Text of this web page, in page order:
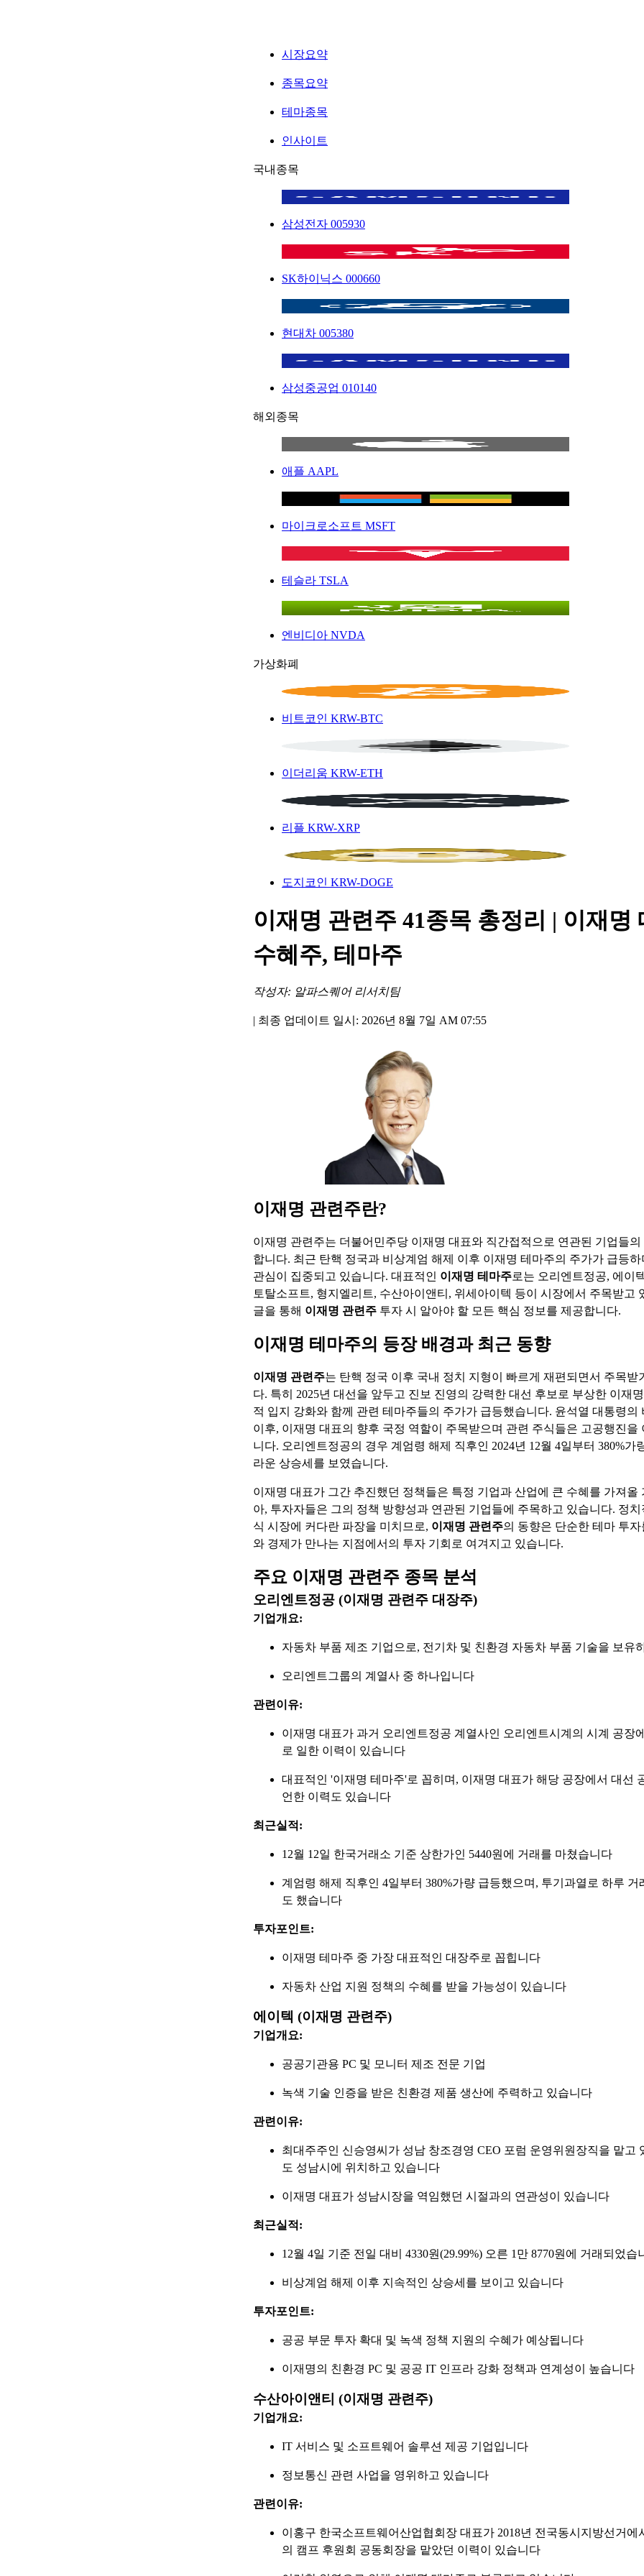
시장요약
종목요약
테마종목
인사이트
국내종목
삼성전자 005930
SK하이닉스 000660
현대차 005380
삼성중공업 010140
해외종목
애플 AAPL
마이크로소프트 MSFT
테슬라 TSLA
엔비디아 NVDA
가상화폐
비트코인 KRW-BTC
이더리움 KRW-ETH
리플 KRW-XRP
도지코인 KRW-DOGE
이재명 관련주 41종목 총정리 | 이재명
수혜주, 테마주
작성자: 알파스퀘어 리서치팀
| 최종 업데이트 일시: 2026년 8월 7일 AM 07:55
이재명 관련주란?
이재명 관련주는 더불어민주당 이재명 대표와 직간접적으로 연관된 기업들
합니다. 최근 탄핵 정국과 비상계엄 해제 이후 이재명 테마주의 주가가 급등
관심이 집중되고 있습니다. 대표적인 이재명 테마주로는 오리엔트정공, 에이
토탈소프트, 형지엘리트, 수산아이앤티, 위세아이텍 등이 시장에서 주목받고
글을 통해 이재명 관련주 투자 시 알아야 할 모든 핵심 정보를 제공합니다.
이재명 테마주의 등장 배경과 최근 동향
이재명 관련주는 탄핵 정국 이후 국내 정치 지형이 빠르게 재편되면서 주목받
다. 특히 2025년 대선을 앞두고 진보 진영의 강력한 대선 후보로 부상한 이재
적 입지 강화와 함께 관련 테마주들의 주가가 급등했습니다. 윤석열 대통령의
이후, 이재명 대표의 향후 국정 역할이 주목받으며 관련 주식들은 고공행진을
니다. 오리엔트정공의 경우 계엄령 해제 직후인 2024년 12월 4일부터 380%가
라운 상승세를 보였습니다.
이재명 대표가 그간 추진했던 정책들은 특정 기업과 산업에 큰 수혜를 가져올
아, 투자자들은 그의 정책 방향성과 연관된 기업들에 주목하고 있습니다. 정
식 시장에 커다란 파장을 미치므로, 이재명 관련주의 동향은 단순한 테마 투
와 경제가 만나는 지점에서의 투자 기회로 여겨지고 있습니다.
주요 이재명 관련주 종목 분석
오리엔트정공 (이재명 관련주 대장주)
기업개요:
자동차 부품 제조 기업으로, 전기차 및 친환경 자동차 부품 기술을 보유
오리엔트그룹의 계열사 중 하나입니다
관련이유:
이재명 대표가 과거 오리엔트정공 계열사인 오리엔트시계의 시계 공장
로 일한 이력이 있습니다
대표적인 '이재명 테마주'로 꼽히며, 이재명 대표가 해당 공장에서 대선
언한 이력도 있습니다
최근실적:
12월 12일 한국거래소 기준 상한가인 5440원에 거래를 마쳤습니다
계엄령 해제 직후인 4일부터 380%가량 급등했으며, 투기과열로 하루 거
도 했습니다
투자포인트:
이재명 테마주 중 가장 대표적인 대장주로 꼽힙니다
자동차 산업 지원 정책의 수혜를 받을 가능성이 있습니다
에이텍 (이재명 관련주)
기업개요:
공공기관용 PC 및 모니터 제조 전문 기업
녹색 기술 인증을 받은 친환경 제품 생산에 주력하고 있습니다
관련이유:
최대주주인 신승영씨가 성남 창조경영 CEO 포럼 운영위원장직을 맡고
도 성남시에 위치하고 있습니다
이재명 대표가 성남시장을 역임했던 시절과의 연관성이 있습니다
최근실적:
12월 4일 기준 전일 대비 4330원(29.99%) 오른 1만 8770원에 거래되었습
비상계엄 해제 이후 지속적인 상승세를 보이고 있습니다
투자포인트:
공공 부문 투자 확대 및 녹색 정책 지원의 수혜가 예상됩니다
이재명의 친환경 PC 및 공공 IT 인프라 강화 정책과 연계성이 높습니다
수산아이앤티 (이재명 관련주)
기업개요:
IT 서비스 및 소프트웨어 솔루션 제공 기업입니다
정보통신 관련 사업을 영위하고 있습니다
관련이유:
이홍구 한국소프트웨어산업협회장 대표가 2018년 전국동시지방선거에
의 캠프 후원회 공동회장을 맡았던 이력이 있습니다